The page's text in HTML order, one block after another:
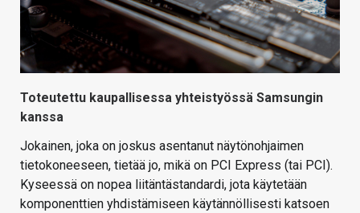
HAKU
Toteutettu kaupallisessa yhteistyössä Samsungin
kanssa
Jokainen, joka on joskus asentanut näytönohjaimen
tietokoneeseen, tietää jo, mikä on PCI Express (tai PCI).
Kyseessä on nopea liitäntästandardi, jota käytetään
komponenttien yhdistämiseen käytännöllisesti katsoen